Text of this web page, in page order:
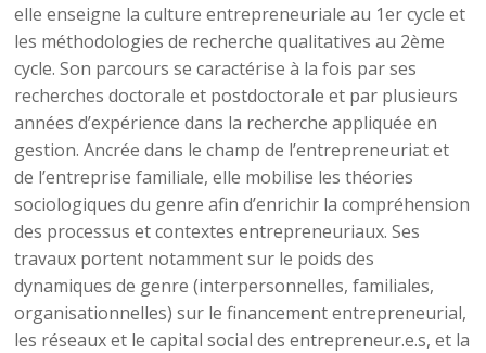
elle enseigne la culture entrepreneuriale au 1er cycle et
les méthodologies de recherche qualitatives au 2ème
cycle. Son parcours se caractérise à la fois par ses
recherches doctorale et postdoctorale et par plusieurs
années d’expérience dans la recherche appliquée en
gestion. Ancrée dans le champ de l’entrepreneuriat et
de l’entreprise familiale, elle mobilise les théories
sociologiques du genre afin d’enrichir la compréhension
des processus et contextes entrepreneuriaux. Ses
travaux portent notamment sur le poids des
dynamiques de genre (interpersonnelles, familiales,
organisationnelles) sur le financement entrepreneurial,
les réseaux et le capital social des entrepreneur.e.s, et la